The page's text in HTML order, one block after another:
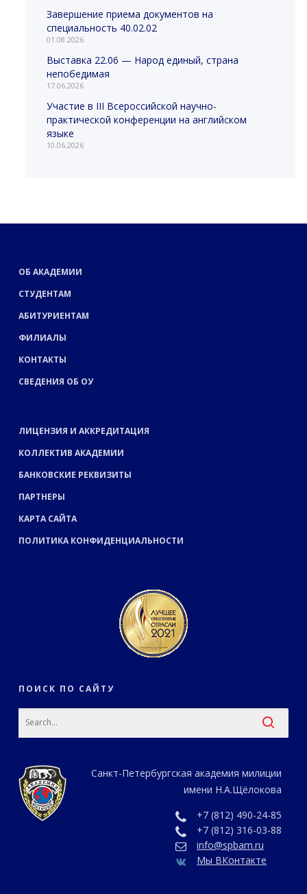
Завершение приема документов на
специальность 40.02.02
01.08.2026
Выставка 22.06 — Народ единый, страна
непобедимая
17.06.2026
Участие в III Всероссийской научно-
практической конференции на английском
языке
10.06.2026
ОБ АКАДЕМИИ
СТУДЕНТАМ
АБИТУРИЕНТАМ
ФИЛИАЛЫ
КОНТАКТЫ
СВЕДЕНИЯ ОБ ОУ
ЛИЦЕНЗИЯ И АККРЕДИТАЦИЯ
КОЛЛЕКТИВ АКАДЕМИИ
БАНКОВСКИЕ РЕКВИЗИТЫ
ПАРТНЕРЫ
КАРТА САЙТА
ПОЛИТИКА КОНФИДЕНЦИАЛЬНОСТИ
ПОИСК ПО САЙТУ
Санкт-Петербургская академия милиции
имени Н.А.Щёлокова
+7 (812) 490-24-85
+7 (812) 316-03-88
info@spbam.ru
Мы ВКонтакте